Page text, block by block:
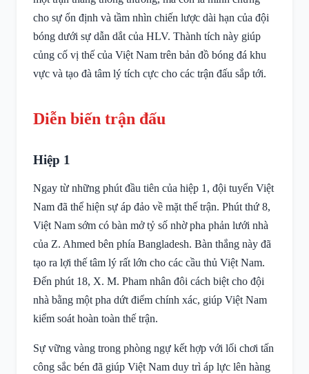
cho sự ổn định và tầm nhìn chiến lược dài hạn của đội
bóng dưới sự dẫn dắt của HLV. Thành tích này giúp
củng cố vị thế của Việt Nam trên bản đồ bóng đá khu
vực và tạo đà tâm lý tích cực cho các trận đấu sắp tới.
Diễn biến trận đấu
Hiệp 1
Ngay từ những phút đầu tiên của hiệp 1, đội tuyển Việt
Nam đã thể hiện sự áp đảo về mặt thế trận. Phút thứ 8,
Việt Nam sớm có bàn mở tỷ số nhờ pha phản lưới nhà
của Z. Ahmed bên phía Bangladesh. Bàn thắng này đã
tạo ra lợi thế tâm lý rất lớn cho các cầu thủ Việt Nam.
Đến phút 18, X. M. Pham nhân đôi cách biệt cho đội
nhà bằng một pha dứt điểm chính xác, giúp Việt Nam
kiểm soát hoàn toàn thế trận.
Sự vững vàng trong phòng ngự kết hợp với lối chơi tấn
công sắc bén đã giúp Việt Nam duy trì áp lực lên hàng